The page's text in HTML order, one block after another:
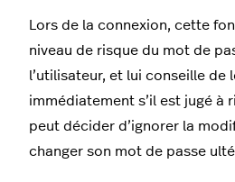
Lors de la connexion, cette
niveau de risque du mot de
l’utilisateur, et lui conseille de
immédiatement s’il est jugé à
peut décider d’ignorer la
changer son mot de passe